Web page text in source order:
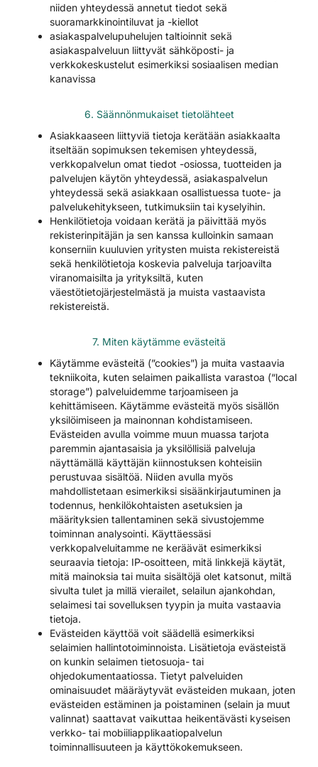
niiden yhteydessä annetut tiedot sekä
suoramarkkinointiluvat ja -kiellot
asiakaspalvelupuhelujen taltioinnit sekä
asiakaspalveluun liittyvät sähköposti- ja
verkkokeskustelut esimerkiksi sosiaalisen median
kanavissa
6. Säännönmukaiset tietolähteet
Asiakkaaseen liittyviä tietoja kerätään asiakkaalta
itseltään sopimuksen tekemisen yhteydessä,
verkkopalvelun omat tiedot -osiossa, tuotteiden ja
palvelujen käytön yhteydessä, asiakaspalvelun
yhteydessä sekä asiakkaan osallistuessa tuote- ja
palvelukehitykseen, tutkimuksiin tai kyselyihin.
Henkilötietoja voidaan kerätä ja päivittää myös
rekisterinpitäjän ja sen kanssa kulloinkin samaan
konserniin kuuluvien yritysten muista rekistereistä
sekä henkilötietoja koskevia palveluja tarjoavilta
viranomaisilta ja yrityksiltä, kuten
väestötietojärjestelmästä ja muista vastaavista
rekistereistä.
7. Miten käytämme evästeitä
Käytämme evästeitä (”cookies”) ja muita vastaavia
tekniikoita, kuten selaimen paikallista varastoa (“local
storage”) palveluidemme tarjoamiseen ja
kehittämiseen. Käytämme evästeitä myös sisällön
yksilöimiseen ja mainonnan kohdistamiseen.
Evästeiden avulla voimme muun muassa tarjota
paremmin ajantasaisia ja yksilöllisiä palveluja
näyttämällä käyttäjän kiinnostuksen kohteisiin
perustuvaa sisältöä. Niiden avulla myös
mahdollistetaan esimerkiksi sisäänkirjautuminen ja
todennus, henkilökohtaisten asetuksien ja
määrityksien tallentaminen sekä sivustojemme
toiminnan analysointi. Käyttäessäsi
verkkopalveluitamme ne keräävät esimerkiksi
seuraavia tietoja: IP-osoitteen, mitä linkkejä käytät,
mitä mainoksia tai muita sisältöjä olet katsonut, miltä
sivulta tulet ja millä vierailet, selailun ajankohdan,
selaimesi tai sovelluksen tyypin ja muita vastaavia
tietoja.
Evästeiden käyttöä voit säädellä esimerkiksi
selaimien hallintotoiminnoista. Lisätietoja evästeistä
on kunkin selaimen tietosuoja- tai
ohjedokumentaatiossa. Tietyt palveluiden
ominaisuudet määräytyvät evästeiden mukaan, joten
evästeiden estäminen ja poistaminen (selain ja muut
valinnat) saattavat vaikuttaa heikentävästi kyseisen
verkko- tai mobiiliapplikaatiopalvelun
toiminnallisuuteen ja käyttökokemukseen.